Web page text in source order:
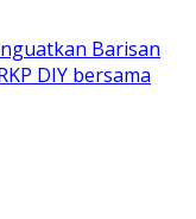
Barisan
DIY bersama